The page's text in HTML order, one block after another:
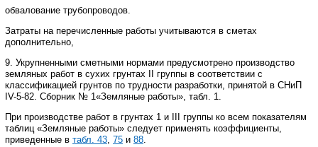
обвалование трубопроводов.
Затраты на перечисленные работы учитываются в сметах
дополнительно,
9. Укрупненными сметными нормами предусмотрено производство
земляных работ в сухих грунтах
группы в соответствии с
классификацией грунтов по трудности разработки, принятой в СНиП
IV-5-82. Сборник № 1«Земляные работы», табл. 1.
При производстве работ в грунтах 1 и
группы ко всем показателям
таблиц «Земляные работы» следует применять коэффициенты,
приведенные в табл. 43, 75 и 88.